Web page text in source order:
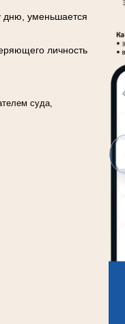
дню, уменьшается
личность
суда,